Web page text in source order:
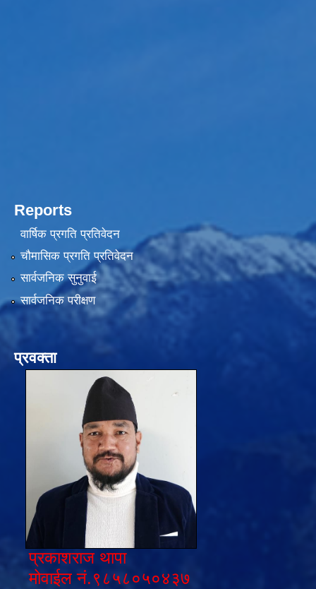
Reports
वार्षिक प्रगति प्रतिवेदन
चौमासिक प्रगति प्रतिवेदन
सार्वजनिक सुनुवाई
सार्वजनिक परीक्षण
प्रवक्ता
प्रकाशराज थापा
मोवाईल नं.९८५८०५०४३७